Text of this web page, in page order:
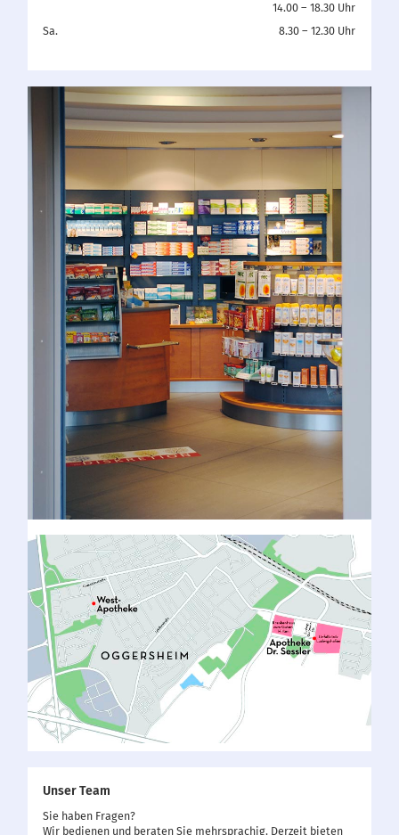
14.00 – 18.30 Uhr
Sa.
8.30 – 12.30 Uhr
Unser Team
Sie haben Fragen?
Wir bedienen und beraten Sie mehrsprachig. Derzeit bieten